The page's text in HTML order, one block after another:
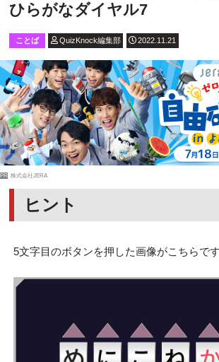
ひらがなダイヤル7
ことば QuizKnock編集部 2022.11.21
PR 株式会社JERA
ヒント
5文字目のボタンを押した画像がこちらです